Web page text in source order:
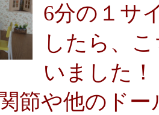
6分の１サ
したら、
いました！
節や他のド